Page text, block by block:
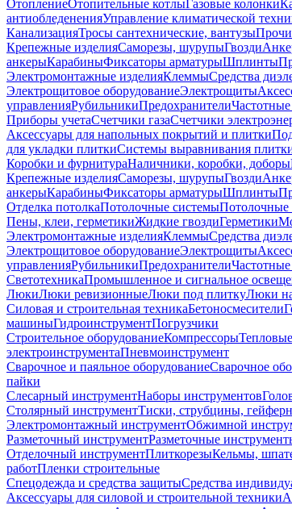
ОтоплениеОтопительные котлыГазовые колонки
антиобледененияУправление климатической
КанализацияТросы сантехнические, вантузы
Крепежные изделияСаморезы, шурупыГвозди
анкерыКарабиныФиксаторы арматурыШплинты
Электромонтажные изделияКлеммыСредства
Электрощитовое оборудованиеЭлектрощиты
управленияРубильникиПредохранителиЧастотные
Приборы учетаСчетчики газаСчетчики
Аксессуары для напольных покрытий и плитки
для укладки плиткиСистемы выравнивания
Коробки и фурнитураНаличники, коробки, доборы
Крепежные изделияСаморезы, шурупыГвозди
анкерыКарабиныФиксаторы арматурыШплинты
Отделка потолкаПотолочные системыПотолочные
Пены, клеи, герметикиЖидкие гвоздиГерметики
Электромонтажные изделияКлеммыСредства
Электрощитовое оборудованиеЭлектрощиты
управленияРубильникиПредохранителиЧастотные
СветотехникаПромышленное и сигнальное
ЛюкиЛюки ревизионныеЛюки под плиткуЛюки
Силовая и строительная техникаБетоносмесители
машиныГидроинструментПогрузчики
Строительное оборудованиеКомпрессоры
электроинструментаПневмоинструмент
Сварочное и паяльное оборудованиеСварочное
пайки
Слесарный инструментНаборы инструментов
Столярный инструментТиски, струбцины,
Электромонтажный инструментОбжимной
Разметочный инструментРазметочные
Отделочный инструментПлиткорезыКельмы,
работПленки строительные
Спецодежда и средства защитыСредства
Аксессуары для силовой и строительной техники